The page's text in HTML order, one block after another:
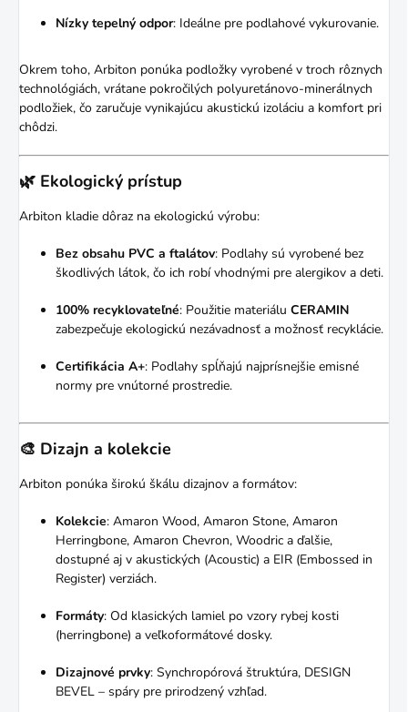
Nízky tepelný odpor: Ideálne pre podlahové vykurovanie.
Okrem toho, Arbiton ponúka podložky vyrobené v troch rôznych
technológiách, vrátane pokročilých polyuretánovo-minerálnych
podložiek, čo zaručuje vynikajúcu akustickú izoláciu a komfort pri
chôdzi.
🌿 Ekologický prístup
Arbiton kladie dôraz na ekologickú výrobu:
Bez obsahu PVC a ftalátov: Podlahy sú vyrobené bez
škodlivých látok, čo ich robí vhodnými pre alergikov a deti.
100% recyklovateľné: Použitie materiálu CERAMIN
zabezpečuje ekologickú nezávadnosť a možnosť recyklácie.
Certifikácia A+: Podlahy spĺňajú najprísnejšie emisné
normy pre vnútorné prostredie.
🎨 Dizajn a kolekcie
Arbiton ponúka širokú škálu dizajnov a formátov:
Kolekcie: Amaron Wood, Amaron Stone, Amaron
Herringbone, Amaron Chevron, Woodric a ďalšie,
dostupné aj v akustických (Acoustic) a EIR (Embossed in
Register) verziách.
Formáty: Od klasických lamiel po vzory rybej kosti
(herringbone) a veľkoformátové dosky.
Dizajnové prvky: Synchropórová štruktúra, DESIGN
BEVEL – spáry pre prirodzený vzhľad.